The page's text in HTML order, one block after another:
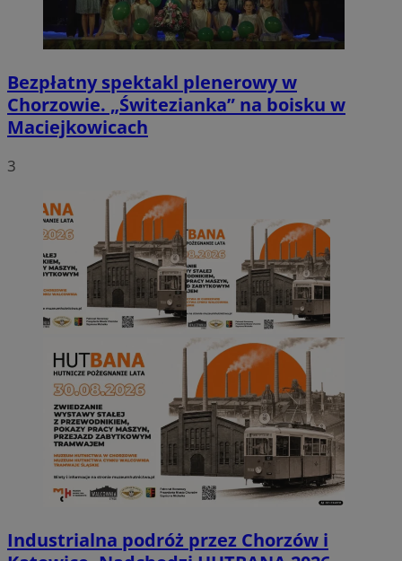
Bezpłatny spektakl plenerowy w
Chorzowie. „Świtezianka” na boisku w
Maciejkowicach
3
Industrialna podróż przez Chorzów i